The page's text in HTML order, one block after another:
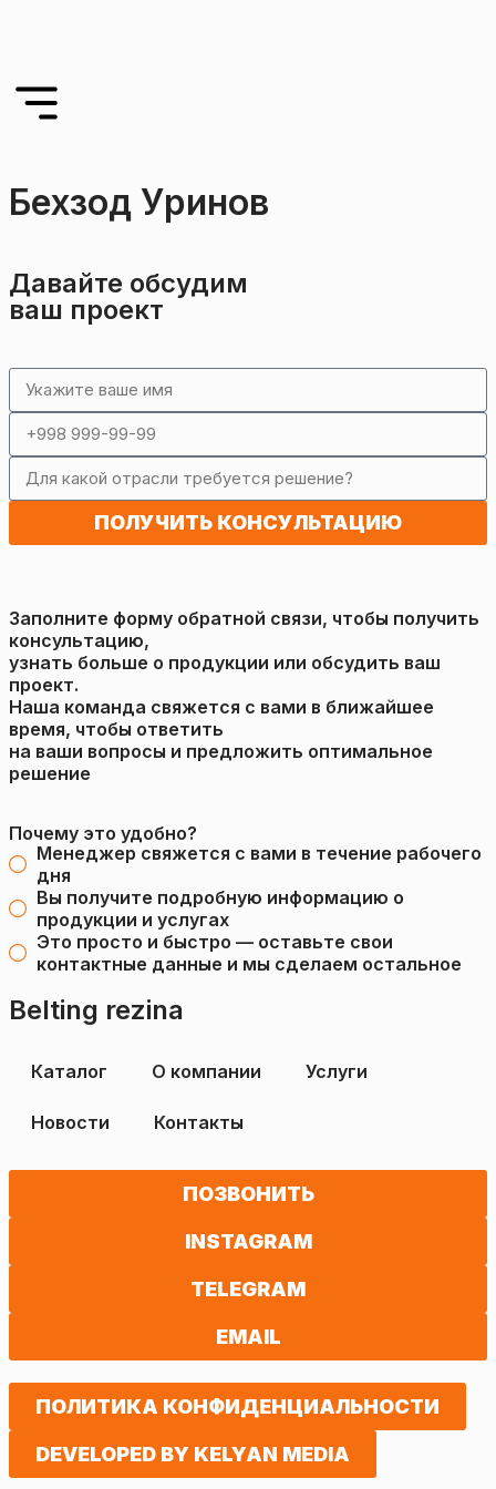
Бехзод Уринов
Давайте обсудим
ваш проект
ПОЛУЧИТЬ КОНСУЛЬТАЦИЮ
Заполните форму обратной связи, чтобы получить
консультацию,
узнать больше о продукции или обсудить ваш
проект.
Наша команда свяжется с вами в ближайшее
время, чтобы ответить
на ваши вопросы и предложить оптимальное
решение
Почему это удобно?
Менеджер свяжется с вами в течение рабочего
дня
Вы получите подробную информацию о
продукции и услугах
Это просто и быстро — оставьте свои
контактные данные и мы сделаем остальное
Belting rezina
Каталог О компании Услуги
Новости Контакты
ПОЗВОНИТЬ
INSTAGRAM
TELEGRAM
EMAIL
ПОЛИТИКА КОНФИДЕНЦИАЛЬНОСТИ
DEVELOPED BY KELYAN MEDIA